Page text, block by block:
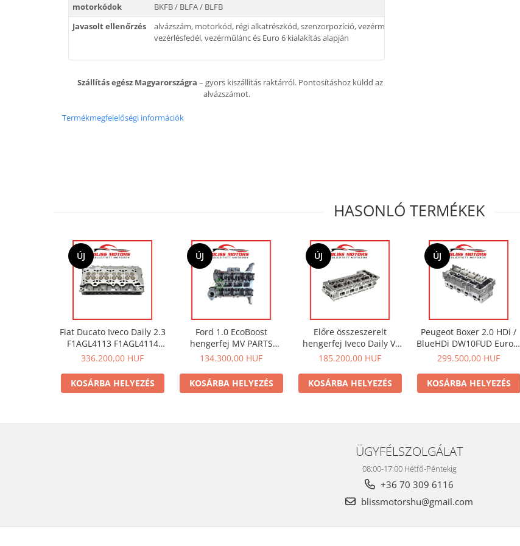
motorkódok
BKFB / BLFA / BLFB
Javasolt ellenőrzés
alvázszám, motorkód, régi alkatrészkód, szenzorpozíció, vezérműtengelyek,
vezérlésfedél, vezérműlánc és Euro 6 kialakítás alapján
Szállítás egész Magyarországra – gyors kiszállítás raktárról. Pontosításhoz küldd az
alvázszámot.
Termékmegfelelőségi információk
HASONLÓ TERMÉKEK
ÚJ
Fiat Ducato Iveco Daily 2.3
F1AGL4113 F1AGL4114
hengerfej 5802383450 Az
tartalmazza.
336.200,00 HUF
KOSÁRBA HELYEZÉS
ÚJ
Ford 1.0 EcoBoost
hengerfej MV PARTS
I1077K M1DA M2DA SFJA
tartalmazza.
134.300,00 HUF
KOSÁRBA HELYEZÉS
ÚJ
Előre összeszerelt
hengerfej Iveco Daily VI
3.0 JTD Euro 6 – F1C /
ár az ÁFÁ-t nem
tartalmazza
185.200,00 HUF
KOSÁRBA HELYEZÉS
ÚJ
Peugeot Boxer 2.0 HDi /
BlueHDi DW10FUD Euro 6
hengerfej – 9807255910 /
ÁFÁ-t nem tartalmazza.
299.500,00 HUF
KOSÁRBA HELYEZÉS
ÜGYFÉLSZOLGÁLAT
08:00-17:00 Hétfő-Péntekig
+36 70 309 6116
blissmotorshu@gmail.com